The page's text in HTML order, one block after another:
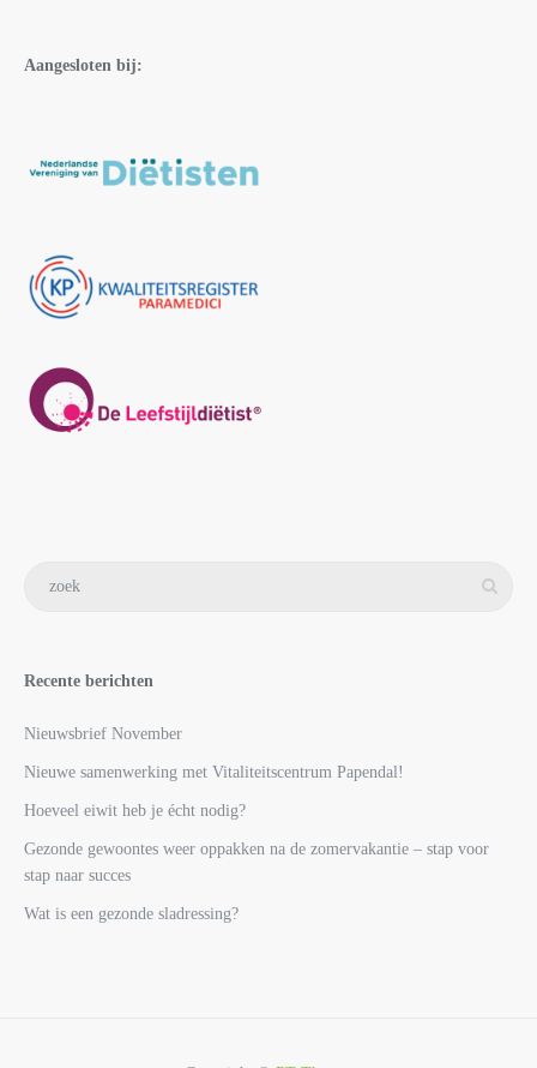
Aangesloten bij:
Recente berichten
Nieuwsbrief November
Nieuwe samenwerking met Vitaliteitscentrum Papendal!
Hoeveel eiwit heb je écht nodig?
Gezonde gewoontes weer oppakken na de zomervakantie – stap voor
stap naar succes
Wat is een gezonde sladressing?